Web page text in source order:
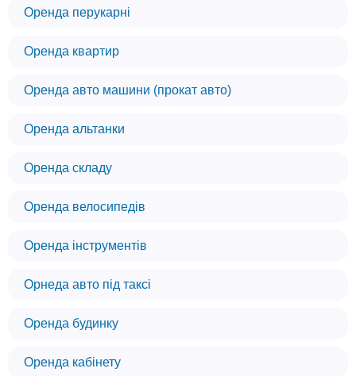
Оренда перукарні
Оренда квартир
Оренда авто машини (прокат авто)
Оренда альтанки
Оренда складу
Оренда велосипедів
Оренда інструментів
Орнеда авто під таксі
Оренда будинку
Оренда кабінету